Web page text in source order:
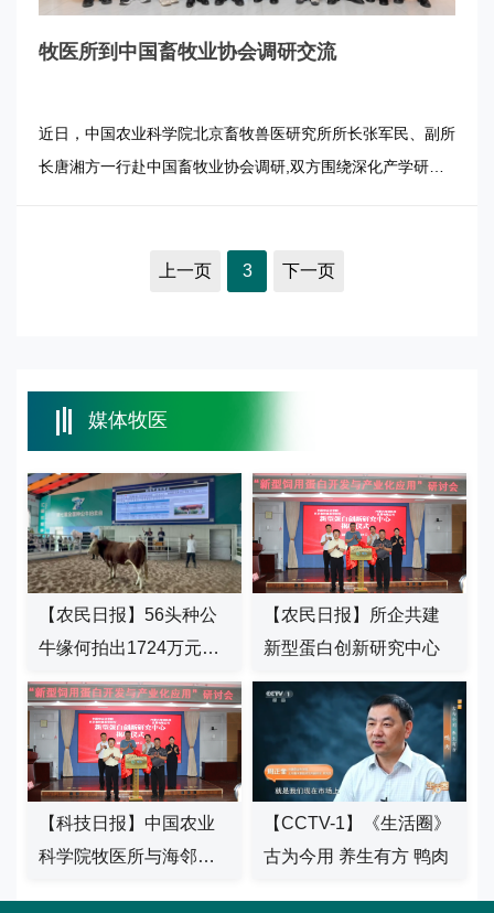
牧医所到中国畜牧业协会调研交流
近日，中国农业科学院北京畜牧兽医研究所所长张军民、副所
长唐湘方一行赴中国畜牧业协会调研,双方围绕深化产学研合
刘强德、副秘书长吕淑艳陪同调研并座谈。 沙玉圣对张军民
上一页 3 下一页
媒体牧医
【农民日报】56头种公
牛缘何拍出1724万元高
价？
【农民日报】所企共建
新型蛋白创新研究中心
【科技日报】中国农业
科学院牧医所与海邻科
【CCTV-1】《生活圈》
古为今用 养生有方 鸭肉